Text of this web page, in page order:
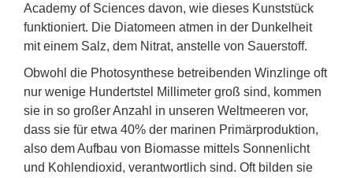
Academy of Sciences davon, wie dieses Kunststück
funktioniert. Die Diatomeen atmen in der Dunkelheit
mit einem Salz, dem Nitrat, anstelle von Sauerstoff.
Obwohl die Photosynthese betreibenden Winzlinge oft
nur wenige Hundertstel Millimeter groß sind, kommen
sie in so großer Anzahl in unseren Weltmeeren vor,
dass sie für etwa 40% der marinen Primärproduktion,
also dem Aufbau von Biomasse mittels Sonnenlicht
und Kohlendioxid, verantwortlich sind. Oft bilden sie